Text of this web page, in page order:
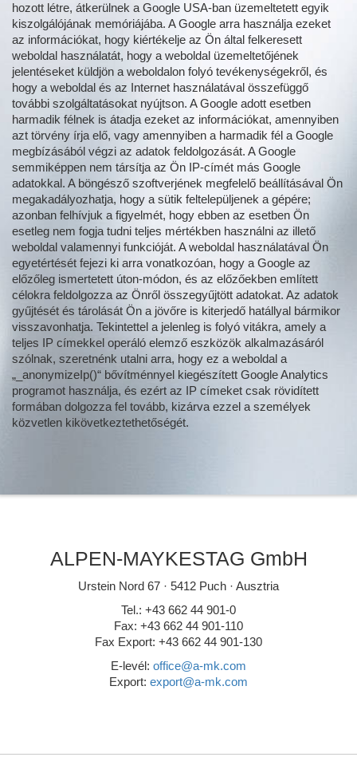
hozott létre, átkerülnek a Google USA-ban üzemeltetett egyik
kiszolgálójának memóriájába. A Google arra használja ezeket
az információkat, hogy kiértékelje az Ön által felkeresett
weboldal használatát, hogy a weboldal üzemeltetőjének
jelentéseket küldjön a weboldalon folyó tevékenységekről, és
hogy a weboldal és az Internet használatával összefüggő
további szolgáltatásokat nyújtson. A Google adott esetben
harmadik félnek is átadja ezeket az információkat, amennyiben
azt törvény írja elő, vagy amennyiben a harmadik fél a Google
megbízásából végzi az adatok feldolgozását. A Google
semmiképpen nem társítja az Ön IP-címét más Google
adatokkal. A böngésző szoftverjének megfelelő beállításával Ön
megakadályozhatja, hogy a sütik feltelepüljenek a gépére;
azonban felhívjuk a figyelmét, hogy ebben az esetben Ön
esetleg nem fogja tudni teljes mértékben használni az illető
weboldal valamennyi funkcióját. A weboldal használatával Ön
egyetértését fejezi ki arra vonatkozóan, hogy a Google az
előzőleg ismertetett úton-módon, és az előzőekben említett
célokra feldolgozza az Önről összegyűjtött adatokat. Az adatok
gyűjtését és tárolását Ön a jövőre is kiterjedő hatállyal bármikor
visszavonhatja. Tekintettel a jelenleg is folyó vitákra, amely a
teljes IP címekkel operáló elemző eszközök alkalmazásáról
szólnak, szeretnénk utalni arra, hogy ez a weboldal a
„_anonymizeIp()“ bővítménnyel kiegészített Google Analytics
programot használja, és ezért az IP címeket csak rövidített
formában dolgozza fel tovább, kizárva ezzel a személyek
közvetlen kikövetkeztethetőségét.
ALPEN-MAYKESTAG GmbH
Urstein Nord 67 · 5412 Puch · Ausztria
Tel.: +43 662 44 901-0
Fax: +43 662 44 901-110
Fax Export: +43 662 44 901-130
E-levél: office@a-mk.com
Export: export@a-mk.com